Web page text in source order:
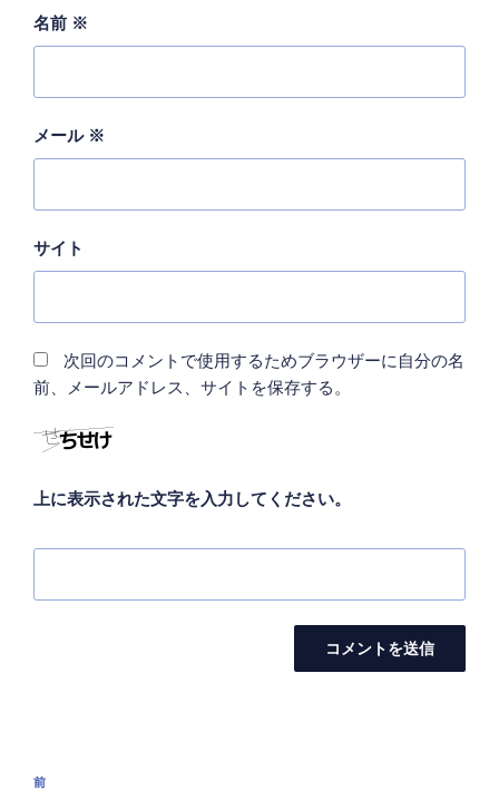
名前 ※
メール ※
サイト
次回のコメントで使用するためブラウザーに自分の名
前、メールアドレス、サイトを保存する。
上に表示された文字を入力してください。
投
前
前